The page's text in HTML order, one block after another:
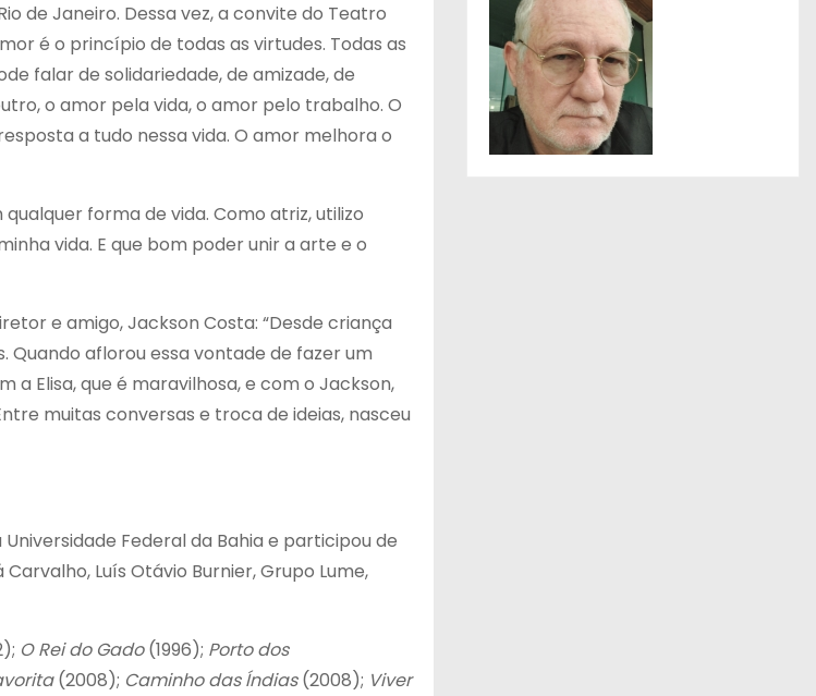
de Janeiro. Dessa vez, a convite do Teatro
é o princípio de todas as virtudes. Todas as
falar de solidariedade, de amizade, de
o amor pela vida, o amor pelo trabalho. O
a tudo nessa vida. O amor melhora o
qualquer forma de vida. Como atriz, utilizo
vida. E que bom poder unir a arte e o
e amigo, Jackson Costa: “Desde criança
Quando aflorou essa vontade de fazer um
a Elisa, que é maravilhosa, e com o Jackson,
muitas conversas e troca de ideias, nasceu
Federal da Bahia e participou de
Luís Otávio Burnier, Grupo Lume,
O Rei do Gado(1996); Porto dos
(2008); Caminho das Índias(2008); Viver